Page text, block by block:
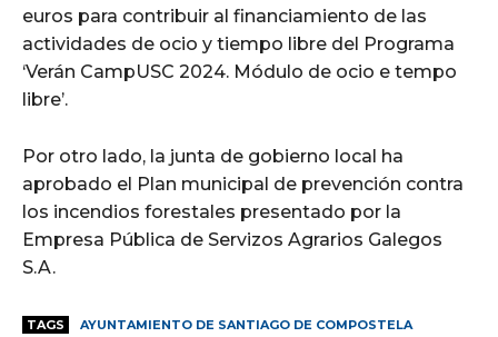
euros para contribuir al financiamiento de las
actividades de ocio y tiempo libre del Programa
‘Verán CampUSC 2024. Módulo de ocio e tempo
libre’.
Por otro lado, la junta de gobierno local ha
aprobado el Plan municipal de prevención contra
los incendios forestales presentado por la
Empresa Pública de Servizos Agrarios Galegos
S.A.
TAGS
AYUNTAMIENTO DE SANTIAGO DE COMPOSTELA